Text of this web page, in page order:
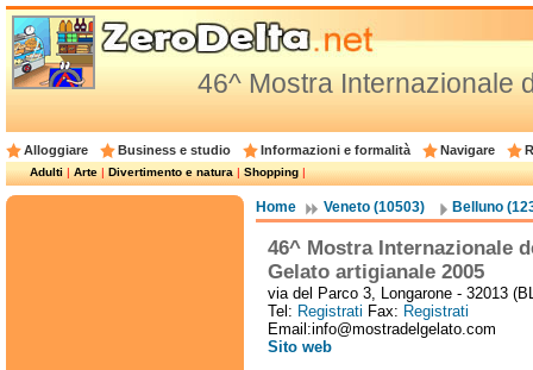
46^ Mostra Internazionale
Alloggiare Business e studio Informazioni e formalità Navigare
Adulti|Arte|Divertimento e natura|Shopping|
Home Veneto (10503) Belluno
46^ Mostra Internazionale
Gelato artigianale 2005
via del Parco 3, Longarone - 32013
Tel: Registrati Fax: Registrati
Email:info@mostradelgelato.com
Sito web